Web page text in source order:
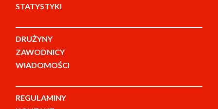
STATYSTYKI
DRUŻYNY
ZAWODNICY
WIADOMOŚCI
REGULAMINY